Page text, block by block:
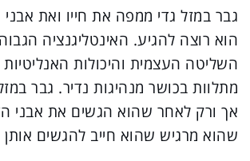
גבר במזל גדי ממפה את חייו ואת אבני
הוא רוצה להגיע. האינטליגנציה
השליטה העצמית והיכולות
מתלוות בכושר מנהיגות נדיר. גבר
אך ורק לאחר שהוא הגשים את אבני
שהוא מרגיש שהוא חייב להגשים אותן